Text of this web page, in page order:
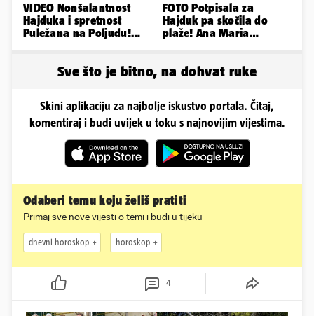
VIDEO Nonšalantnost
Hajduka i spretnost
Puležana na Poljudu!
FOTO Potpisala za
Hajduk pa skočila do
plaže! Ana Maria
Sve što je bitno, na dohvat ruke
Skini aplikaciju za najbolje iskustvo portala. Čitaj,
komentiraj i budi uvijek u toku s najnovijim vijestima.
Odaberi temu koju želiš pratiti
Primaj sve nove vijesti o temi i budi u tijeku
dnevni horoskop horoskop
4